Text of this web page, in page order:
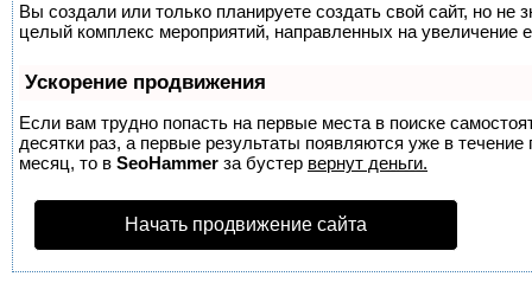
Вы создали или только планируете создать свой сайт, но не
целый комплекс мероприятий, направленных на увеличение
Ускорение продвижения
Если вам трудно попасть на первые места в поиске
десятки раз, а первые результаты появляются уже в
месяц, то в SeoHammer за бустер вернут деньги.
Начать продвижение сайта